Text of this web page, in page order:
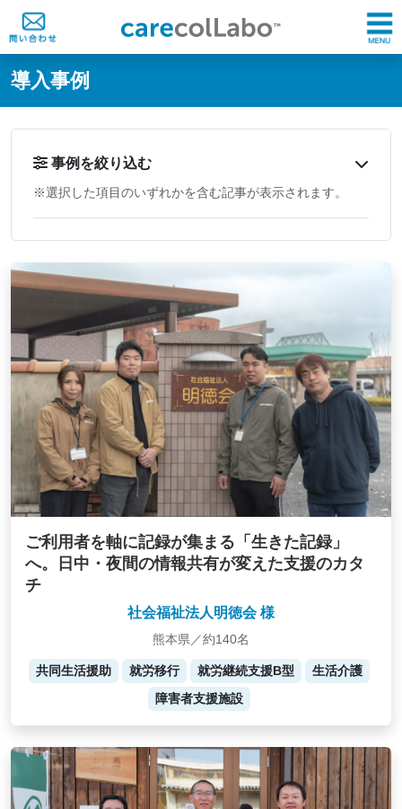
@ -0,0 +1,60 @@
導入事例
事例を絞り込む
※選択した項目のいずれかを含む記事が表示されます。
ご利用者を軸に記録が集まる「生きた記録」
へ。日中・夜間の情報共有が変えた支援のカタ
チ
社会福祉法人明徳会 様
熊本県／約140名
共同生活援助 就労移行 就労継続支援B型
生活介護
障害者支援施設